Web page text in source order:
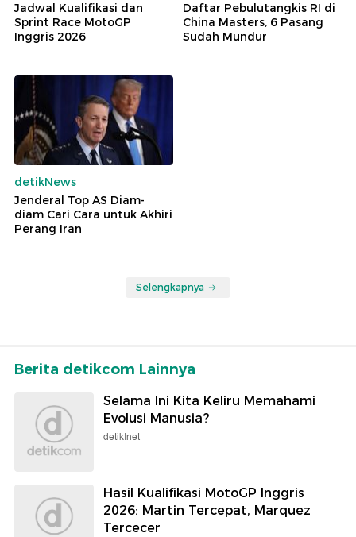
Jadwal Kualifikasi dan
Sprint Race MotoGP
Inggris 2026
Daftar Pebulutangkis RI di
China Masters, 6 Pasang
Sudah Mundur
detikNews
Jenderal Top AS Diam-
diam Cari Cara untuk Akhiri
Perang Iran
Selengkapnya
Berita detikcom Lainnya
Selama Ini Kita Keliru Memahami
Evolusi Manusia?
detikInet
Hasil Kualifikasi MotoGP Inggris
2026: Martin Tercepat, Marquez
Tercecer